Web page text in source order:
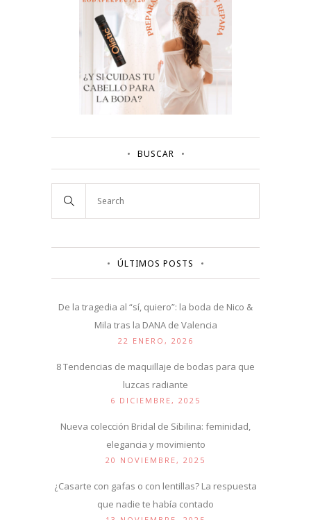
BUSCAR
ÚLTIMOS POSTS
De la tragedia al “sí, quiero”: la boda de Nico &
Mila tras la DANA de Valencia
22 ENERO, 2026
8 Tendencias de maquillaje de bodas para que
luzcas radiante
6 DICIEMBRE, 2025
Nueva colección Bridal de Sibilina: feminidad,
elegancia y movimiento
20 NOVIEMBRE, 2025
¿Casarte con gafas o con lentillas? La respuesta
que nadie te había contado